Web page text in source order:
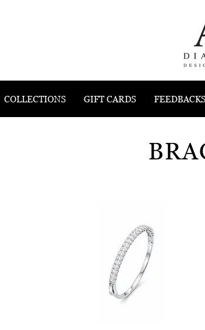
COLLECTIONS GIFT CARDS FEEDBACKS